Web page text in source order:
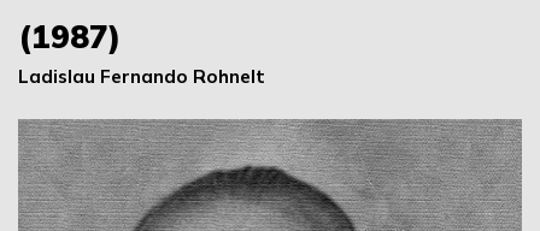
(1987)
Ladislau Fernando Rohnelt